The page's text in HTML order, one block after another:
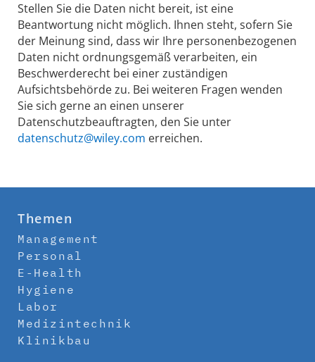
Stellen Sie die Daten nicht bereit, ist eine
Beantwortung nicht möglich. Ihnen steht, sofern Sie
der Meinung sind, dass wir Ihre personenbezogenen
Daten nicht ordnungsgemäß verarbeiten, ein
Beschwerderecht bei einer zuständigen
Aufsichtsbehörde zu. Bei weiteren Fragen wenden
Sie sich gerne an einen unserer
Datenschutzbeauftragten, den Sie unter
datenschutz@wiley.com erreichen.
Themen
Management
Personal
E-Health
Hygiene
Labor
Medizintechnik
Klinikbau